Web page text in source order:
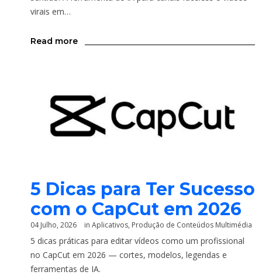
virais em…
Read more
5 Dicas para Ter Sucesso
com o CapCut em 2026
04 Julho, 2026 in Aplicativos, Produção de Conteúdos Multimédia
5 dicas práticas para editar vídeos como um profissional
no CapCut em 2026 — cortes, modelos, legendas e
ferramentas de IA.